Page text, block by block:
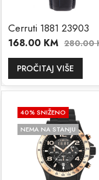
Cerruti 1881 23903
168.00 KM 280.00
PROČITAJ VIŠE
40% SNIŽENO
NEMA NA STANJU